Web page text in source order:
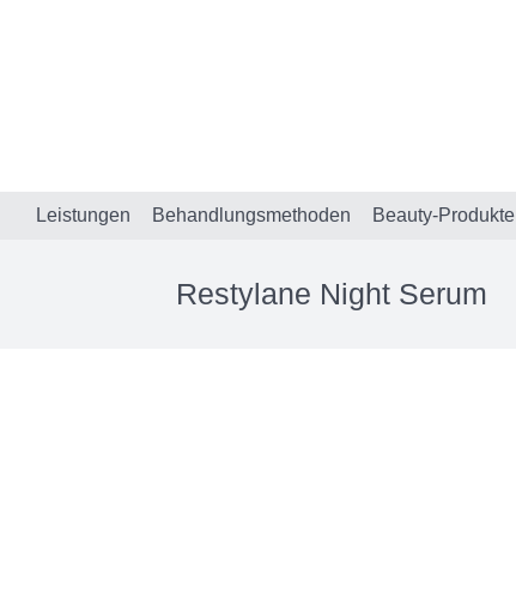
Leistungen Behandlungsmethoden Beauty-Produkte
Restylane Night Serum